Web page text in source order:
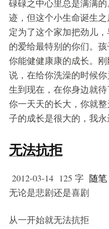
碌碌之中心里总是满满
迹，但这个小生命诞生
定为了这个家加把劲儿
的爱给最特别的你们。
你能健健康康的成长。
说，在给你洗澡的时候
生到现在，在你身边就
你一天天的长大，你就
子的成长是很大的，我永
无法抗拒
2012-03-14 125 字 随笔
无论是悲剧还是喜剧
从一开始就无法抗拒